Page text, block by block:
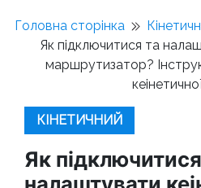
Головна сторінка
Як підключитися та
маршрутизатор?
КІНЕТИЧНИЙ
Як